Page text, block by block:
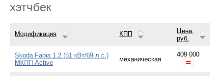
хэтчбек
Модификация КПП
Цена,
руб.
Skoda Fabia 1.2 (51 кВт/69 л.с.)
МКПП Active
механическая
409 000